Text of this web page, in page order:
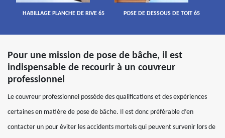
HABILLAGE PLANCHE DE RIVE 65 POSE DE DESSOUS DE TOIT 65
Pour une mission de pose de bâche, il est
indispensable de recourir à un couvreur
professionnel
Le couvreur professionnel possède des qualifications et des expériences
certaines en matière de pose de bâche. Il est donc préférable d’en
contacter un pour éviter les accidents mortels qui peuvent survenir lors de